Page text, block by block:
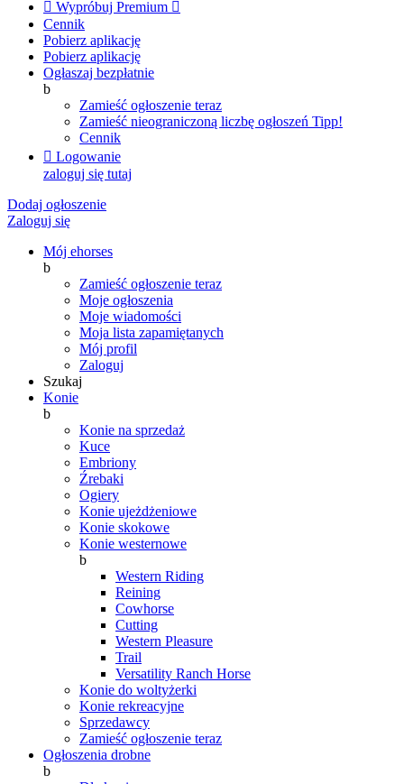
 Wypróbuj Premium 
Cennik
Pobierz aplikację
Pobierz aplikację
Ogłaszaj bezpłatnie
b
Zamieść ogłoszenie teraz
Zamieść nieograniczoną liczbę ogłoszeń Tipp!
Cennik
 Logowanie
zaloguj się tutaj
Dodaj ogłoszenie
Zaloguj się
Mój ehorses
b
Zamieść ogłoszenie teraz
Moje ogłoszenia
Moje wiadomości
Moja lista zapamiętanych
Mój profil
Zaloguj
Szukaj
Konie
b
Konie na sprzedaż
Kuce
Embriony
Źrebaki
Ogiery
Konie ujeżdżeniowe
Konie skokowe
Konie westernowe
b
Western Riding
Reining
Cowhorse
Cutting
Western Pleasure
Trail
Versatility Ranch Horse
Konie do woltyżerki
Konie rekreacyjne
Sprzedawcy
Zamieść ogłoszenie teraz
Ogłoszenia drobne
b